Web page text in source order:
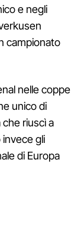
e negli
campionato
nelle coppe
unico di
riuscì a
gli
di Europa